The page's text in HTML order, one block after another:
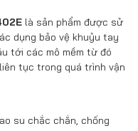
là sản phẩm được sử
dụng bảo vệ khuỷu tay
tới các mô mềm từ đó
tục trong quá trình vận
su chắc chắn, chống